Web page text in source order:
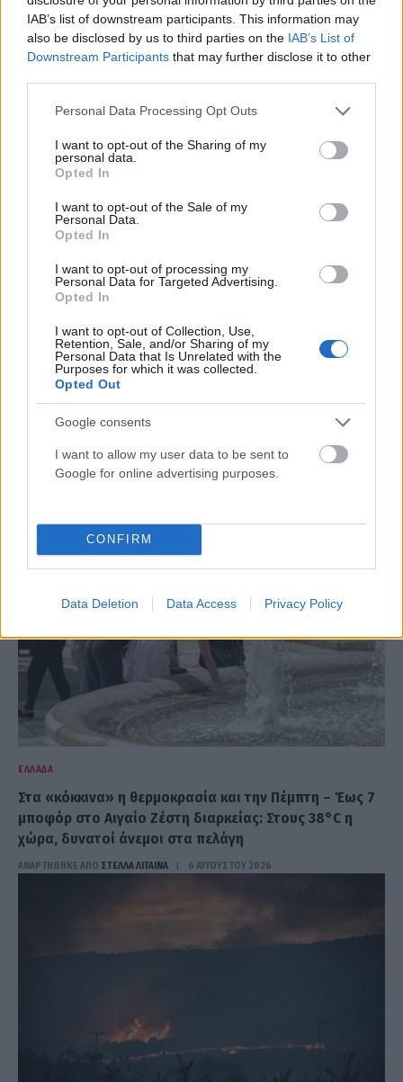
IAB’s list of downstream participants. This information may
also be disclosed by us to third parties on the IAB’s List of
Downstream Participants that may further disclose it to other
Please note that this website/app uses one or more Google
not limited to your visit or usage behaviour. You may click to
grant or deny consent to Google and its third-party tags to
use your data for below specified purposes in below Google
consent section.
Personal Data Processing Opt Outs
I want to opt-out of the Sharing of my
personal data.
Opted In
I want to opt-out of the Sale of my
Personal Data.
Opted In
I want to opt-out of processing my
Personal Data for Targeted Advertising.
Opted In
I want to opt-out of Collection, Use,
Retention, Sale, and/or Sharing of my
Personal Data that Is Unrelated with the
Purposes for which it was collected.
Opted Out
Google consents
I want to allow my user data to be sent to
Google for online advertising purposes.
CONFIRM
Data Deletion Data Access Privacy Policy
κατηγορείται για τον εμπρησμό
ΑΝΑΡΤΗΘΗΚΕ ΑΠΟΣΤΈΛΛΑ ΛΊΤΑΙΝΑ 6 ΑΥΓΟΎΣΤΟΥ 2026
Θρίλερ στον Μυστρά: «Αγαπούσε παθολογικά τους
γονείς του», λέει ο δικηγόρος του 55χρονου
ΕΛΛΆΔΑ
Στα «κόκκινα» η θερμοκρασία και την Πέμπτη – Έως 7
μποφόρ στο Αιγαίο Ζέστη διαρκείας: Στους 38°C η
χώρα, δυνατοί άνεμοι στα πελάγη
ΑΝΑΡΤΗΘΗΚΕ ΑΠΟ ΣΤΈΛΛΑ ΛΊΤΑΙΝΑ 6 ΑΥΓΟΎΣΤΟΥ 2026